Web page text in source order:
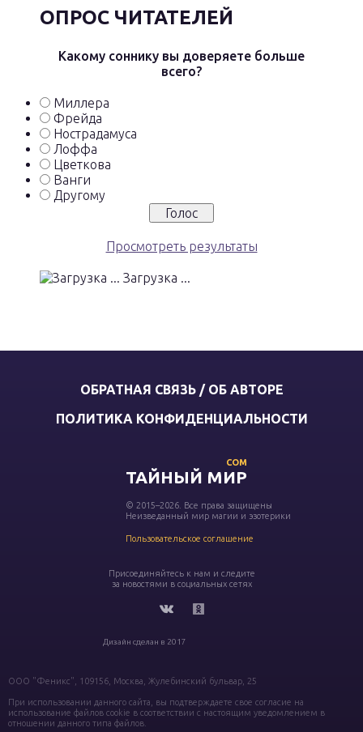
ОПРОС ЧИТАТЕЛЕЙ
Какому соннику вы доверяете больше
всего?
Миллера
Фрейда
Нострадамуса
Лоффа
Цветкова
Ванги
Другому
Просмотреть результаты
Загрузка ...
ОБРАТНАЯ СВЯЗЬ / ОБ АВТОРЕ
ПОЛИТИКА КОНФИДЕНЦИАЛЬНОСТИ
ТАЙНЫЙ МИР
COM
© 2015–2026. Все права защищены
Неизведанный мир магии и эзотерики
Пользовательское соглашение
Присоединяйтесь к нам и следите
за новостями в социальных сетях
Дизайн сделан в 2017
ООО "Феникс", 109156, Москва, Жулебинский бульвар, 25
При использовании данного сайта, вы подтверждаете свое согласие на
использование файлов cookie в соответствии с настоящим уведомлением в
отношении данного типа файлов.